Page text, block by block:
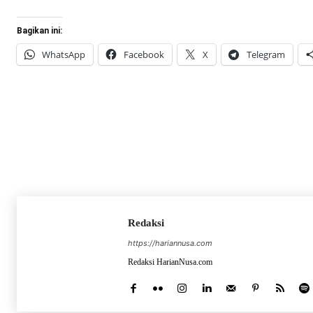
Bagikan ini:
WhatsApp Facebook X Telegram
Redaksi
https://hariannusa.com
Redaksi HarianNusa.com